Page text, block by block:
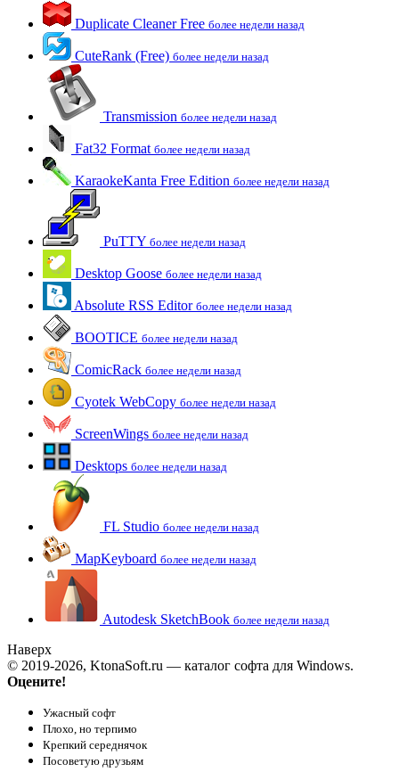
Duplicate Cleaner Free более недели назад
CuteRank (Free) более недели назад
Transmission более недели назад
Fat32 Format более недели назад
KaraokeKanta Free Edition более недели назад
PuTTY более недели назад
Desktop Goose более недели назад
Absolute RSS Editor более недели назад
BOOTICE более недели назад
ComicRack более недели назад
Cyotek WebCopy более недели назад
ScreenWings более недели назад
Desktops более недели назад
FL Studio более недели назад
MapKeyboard более недели назад
Autodesk SketchBook более недели назад
Наверх
© 2019-2026, KtonaSoft.ru — каталог софта для Windows.
Оцените!
Ужасный софт
Плохо, но терпимо
Крепкий середнячок
Посоветую друзьям